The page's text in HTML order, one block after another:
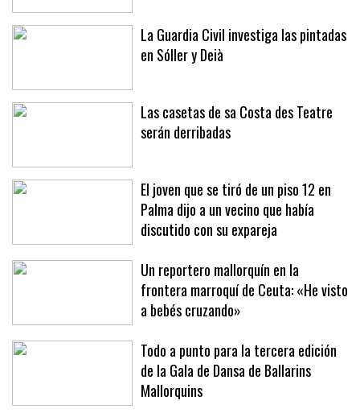
La Guardia Civil investiga las pintadas
en Sóller y Deià
Las casetas de sa Costa des Teatre
serán derribadas
El joven que se tiró de un piso 12 en
Palma dijo a un vecino que había
discutido con su expareja
Un reportero mallorquín en la
frontera marroquí de Ceuta: «He visto
a bebés cruzando»
Todo a punto para la tercera edición
de la Gala de Dansa de Ballarins
Mallorquins